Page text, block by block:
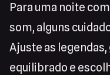
Para uma noite
som, alguns
Ajuste as
equilibrado e